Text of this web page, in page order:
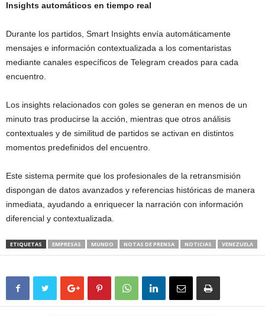
Insights automáticos en tiempo real
Durante los partidos, Smart Insights envía automáticamente
mensajes e información contextualizada a los comentaristas
mediante canales específicos de Telegram creados para cada
encuentro.
Los insights relacionados con goles se generan en menos de un
minuto tras producirse la acción, mientras que otros análisis
contextuales y de similitud de partidos se activan en distintos
momentos predefinidos del encuentro.
Este sistema permite que los profesionales de la retransmisión
dispongan de datos avanzados y referencias históricas de manera
inmediata, ayudando a enriquecer la narración con información
diferencial y contextualizada.
ETIQUETAS EMPRESAS MUNDO NOTAS DE PRENSA NOTICIAS VENEZUELA